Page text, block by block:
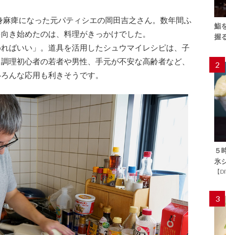
痺になった元パティシエの岡田吉之さん。数年間ふ
き始めたのは、料理がきっかけでした。
ばいい」。道具を活用したシュウマイレシピは、子
理初心者の若者や男性、手元が不安な高齢者など、
んな応用も利きそうです。
鮨
握
2
５
氷
【
3